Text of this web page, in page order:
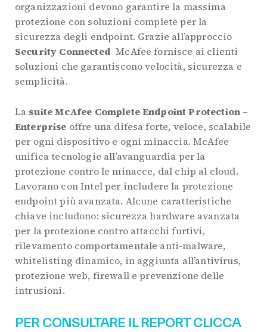
organizzazioni devono garantire la massima
protezione con soluzioni complete per la
sicurezza degli endpoint. Grazie all’approccio
Security Connected McAfee fornisce ai clienti
soluzioni che garantiscono velocità, sicurezza e
semplicità.
La suite McAfee Complete Endpoint Protection –
Enterprise offre una difesa forte, veloce, scalabile
per ogni dispositivo e ogni minaccia. McAfee
unifica tecnologie all’avanguardia per la
protezione contro le minacce, dal chip al cloud.
Lavorano con Intel per includere la protezione
endpoint più avanzata. Alcune caratteristiche
chiave includono: sicurezza hardware avanzata
per la protezione contro attacchi furtivi,
rilevamento comportamentale anti-malware,
whitelisting dinamico, in aggiunta all’antivirus,
protezione web, firewall e prevenzione delle
intrusioni.
PER CONSULTARE IL REPORT CLICCA